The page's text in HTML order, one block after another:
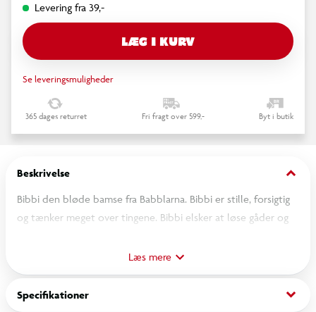
Levering fra 39,-
LÆG I KURV
Se leveringsmuligheder
365 dages returret Fri fragt over 599,- Byt i butik
Beskrivelse keyboard_arrow_down
Bibbi den bløde bamse fra Babblarna. Bibbi er stille, forsigtig
og tænker meget over tingene. Bibbi elsker at løse gåder og
appellerer til børn med deres farverige og fantasifulde udtryk.
Gennem leg med Babblarna får barnet øvet deres sprog,
kommunikation og sociale egenskaber.
Læs mere
Specifikationer keyboard_arrow_down